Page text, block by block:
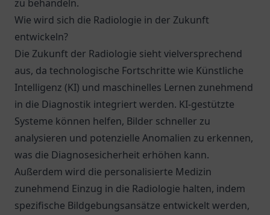
zu behandeln.
Wie wird sich die Radiologie in der Zukunft
entwickeln?
Die Zukunft der Radiologie sieht vielversprechend
aus, da technologische Fortschritte wie Künstliche
Intelligenz (KI) und maschinelles Lernen zunehmend
in die Diagnostik integriert werden. KI-gestützte
Systeme können helfen, Bilder schneller zu
analysieren und potenzielle Anomalien zu erkennen,
was die Diagnosesicherheit erhöhen kann.
Außerdem wird die personalisierte Medizin
zunehmend Einzug in die Radiologie halten, indem
spezifische Bildgebungsansätze entwickelt werden,